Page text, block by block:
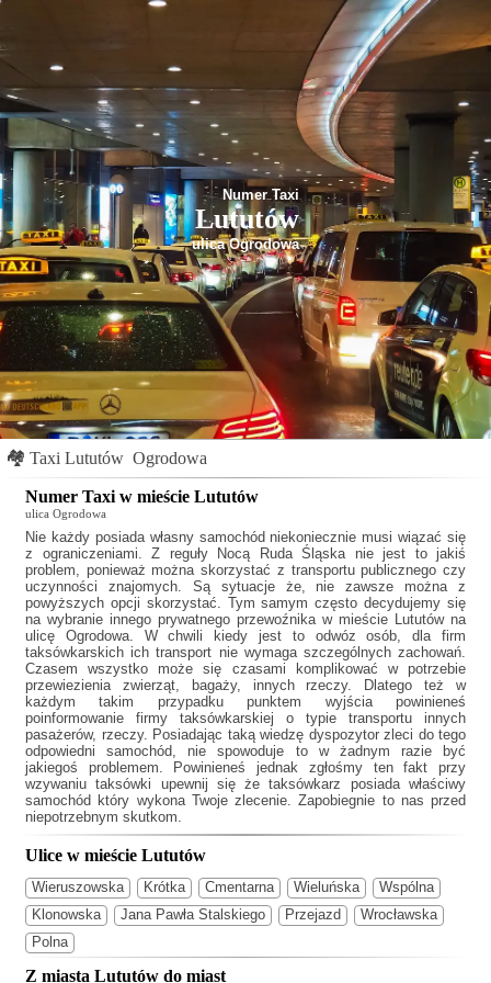
Numer Taxi
Lututów
ulica Ogrodowa
🏘 Taxi Lututów Ogrodowa
Numer Taxi w mieście Lututów
ulica Ogrodowa
Nie każdy posiada własny samochód niekoniecznie musi wiązać się
z ograniczeniami. Z reguły
Nocą Ruda Śląska
nie jest to jakiś
problem, ponieważ można skorzystać z transportu publicznego czy
uczynności znajomych. Są sytuacje że, nie zawsze można z
powyższych opcji skorzystać. Tym samym często decydujemy się
na wybranie innego prywatnego przewoźnika w mieście Lututów na
ulicę Ogrodowa. W chwili kiedy jest to odwóz osób, dla firm
taksówkarskich ich transport nie wymaga szczególnych zachowań.
Czasem wszystko może się czasami komplikować w potrzebie
przewiezienia zwierząt, bagaży, innych rzeczy. Dlatego też w
każdym takim przypadku punktem wyjścia powinieneś
poinformowanie firmy taksówkarskiej o typie transportu innych
pasażerów, rzeczy. Posiadając taką wiedzę dyspozytor zleci do tego
odpowiedni samochód, nie spowoduje to w żadnym razie być
jakiegoś problemem. Powinieneś jednak zgłośmy ten fakt przy
wzywaniu taksówki upewnij się że taksówkarz posiada właściwy
samochód który wykona Twoje zlecenie. Zapobiegnie to nas przed
niepotrzebnym skutkom.
Ulice w mieście Lututów
Wieruszowska Krótka Cmentarna Wieluńska
Wspólna
Klonowska
Jana Pawła Stalskiego Przejazd
Wrocławska
Polna
Z miasta Lututów do miast